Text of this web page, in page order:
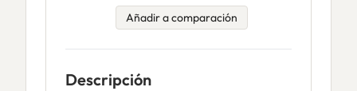
Añadir a comparación
Descripción